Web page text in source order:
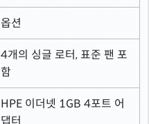
옵션
4개의 싱글 로터, 표준 팬 포
함
HPE 이더넷 1GB 4포트 어
댑터